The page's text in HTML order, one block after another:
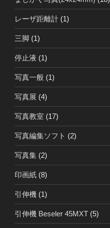
レーザ距離計 (1)
三脚 (1)
停止液 (1)
写真一般 (1)
写真展 (4)
写真教室 (17)
写真編集ソフト (2)
写真集 (2)
印画紙 (8)
引伸機 (1)
引伸機 Beseler 45MXT (5)